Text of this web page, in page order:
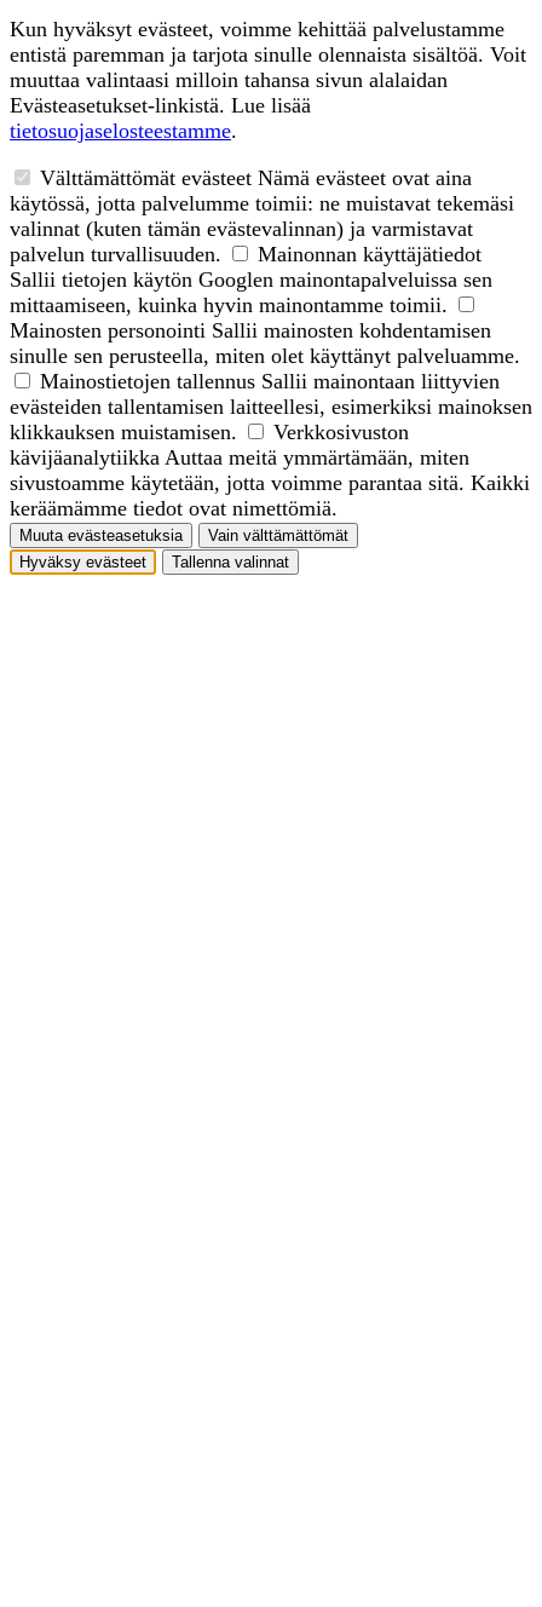
Kun hyväksyt evästeet, voimme kehittää palvelustamme
entistä paremman ja tarjota sinulle olennaista sisältöä. Voit
muuttaa valintaasi milloin tahansa sivun alalaidan
Evästeasetukset-linkistä. Lue lisää
tietosuojaselosteestamme.
Välttämättömät evästeet Nämä evästeet ovat aina
käytössä, jotta palvelumme toimii: ne muistavat tekemäsi
valinnat (kuten tämän evästevalinnan) ja varmistavat
palvelun turvallisuuden.
Mainonnan käyttäjätiedot
Sallii tietojen käytön Googlen mainontapalveluissa sen
mittaamiseen, kuinka hyvin mainontamme toimii.
Mainosten personointi Sallii mainosten kohdentamisen
sinulle sen perusteella, miten olet käyttänyt palveluamme.
Mainostietojen tallennus Sallii mainontaan liittyvien
evästeiden tallentamisen laitteellesi, esimerkiksi mainoksen
klikkauksen muistamisen.
Verkkosivuston
kävijäanalytiikka Auttaa meitä ymmärtämään, miten
sivustoamme käytetään, jotta voimme parantaa sitä. Kaikki
keräämämme tiedot ovat nimettömiä.
Muuta evästeasetuksia
Vain välttämättömät
Hyväksy evästeet
Tallenna valinnat